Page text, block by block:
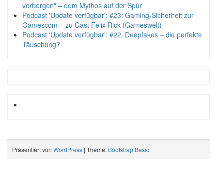
verbergen" – dem Mythos auf der Spur
Podcast 'Update verfügbar': #23: Gaming-Sicherheit zur
Gamescom – zu Gast Felix Rick (Gameswelt)
Podcast 'Update verfügbar': #22: Deepfakes – die perfekte
Täuschung?
Präsentiert von WordPress | Theme: Bootstrap Basic